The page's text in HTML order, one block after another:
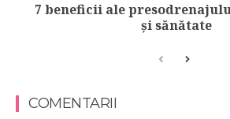
7 beneficii ale
și sănătate
COMENTARII